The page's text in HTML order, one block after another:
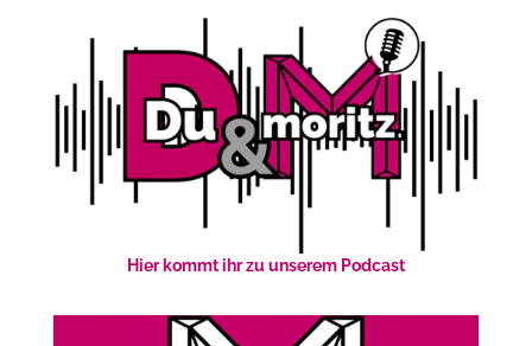
Hier kommt ihr zu unserem Podcast